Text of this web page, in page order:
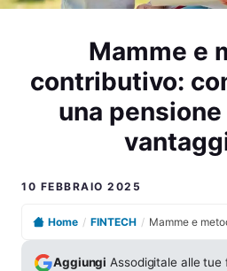
Mamme e
contributivo:
una
10 FEBBRAIO 2025
Home / FINTECH /
Aggiungi Assodigitale alle